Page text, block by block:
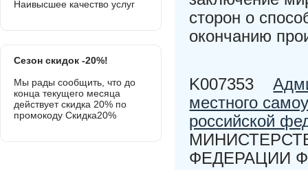
сторон о
окончанию
K007353
местного
российской
ФЕДЕРАЦИИ
Наивысшее качество услуг
Сезон скидок -20%!
Мы рады сообщить, что до
конца текущего месяца
действует скидка 20% по
промокоду Скидка20%